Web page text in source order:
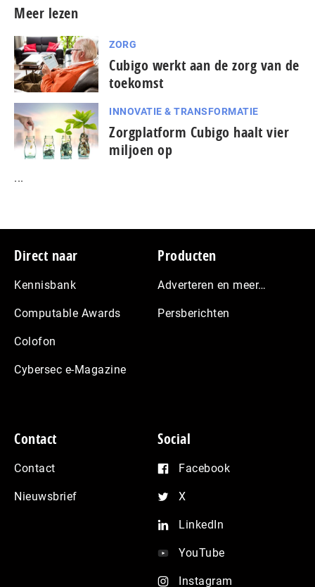
Meer lezen
ZORG
Cubigo werkt aan de zorg van de
toekomst
INNOVATIE & TRANSFORMATIE
Zorgplatform Cubigo haalt vier
miljoen op
...
Footer
Direct naar
Kennisbank
Computable Awards
Colofon
Cybersec e-Magazine
Producten
Adverteren en meer…
Persberichten
Contact
Contact
Nieuwsbrief
Social
Facebook
X
LinkedIn
YouTube
Instagram